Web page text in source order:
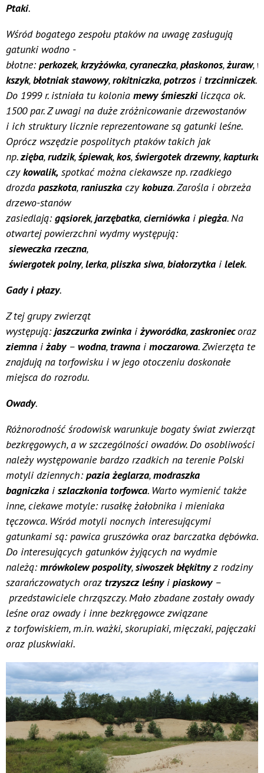
Ptaki.
Wśród bogatego zespołu ptaków na uwagę zasługują
gatunki wodno -
błotne: perkozek,krzyżówka,cyraneczka,płaskonos,żuraw,
kszyk,błotniak stawowy,rokitniczka,potrzos i trzcinniczek.
Do 1999 r. istniała tu kolonia mewy śmieszkilicząca ok.
1500 par. Z uwagi na duże zróżnicowanie drzewostanów
i ich struktury licznie reprezentowane są gatunki leśne.
Oprócz wszędzie pospolitych ptaków takich jak
np.zięba,rudzik,śpiewak,kos,świergotek drzewny,kapturka
czykowalik, spotkać można ciekawsze np. rzadkiego
drozda paszkota,raniuszka czykobuza. Zarośla i obrzeża
drzewo-stanów
zasiedlają: gąsiorek,jarzębatka,cierniówka i piegża. Na
otwartej powierzchni wydmy występują:
sieweczka rzeczna,
świergotek polny,lerka,pliszka siwa,białorzytka i lelek.
Gady i płazy.
Z tej grupy zwierząt
występują: jaszczurka zwinka iżyworódka,zaskroniecoraz
ziemna iżaby – wodna,trawna i moczarowa. Zwierzęta te
znajdują na torfowisku i w jego otoczeniu doskonałe
miejsca do rozrodu.
Owady.
Różnorodność środowisk warunkuje bogaty świat zwierząt
bezkręgowych, a w szczególności owadów. Do osobliwości
należy występowanie bardzo rzadkich na terenie Polski
motyli dziennych: pazia żeglarza,modraszka
bagniczka i szlaczkonia torfowca. Warto wymienić także
inne, ciekawe motyle: rusałkę żałobnika i mieniaka
tęczowca. Wśród motyli nocnych interesującymi
gatunkami są: pawica gruszówka oraz barczatka dębówka.
Do interesujących gatunków żyjących na wydmie
należą: mrówkolew pospolity,siwoszek błękitnyz rodziny
szarańczowatych oraz trzyszcz leśnyi piaskowy–
przedstawiciele chrząszczy. Mało zbadane zostały owady
leśne oraz owady i inne bezkręgowce związane
z torfowiskiem, m.in. ważki, skorupiaki, mięczaki, pajęczaki
oraz pluskwiaki.